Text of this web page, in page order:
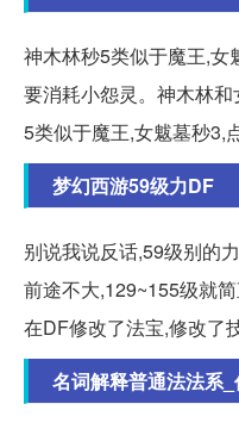
神木林秒5类似于魔王,女
要消耗小怨灵。神木林
5类似于魔王,女魃墓秒3,
梦幻西游59级力DF
别说我说反话,59级别的
前途不大,129~155级就
在DF修改了法宝,修改了
名词解释普通法法系